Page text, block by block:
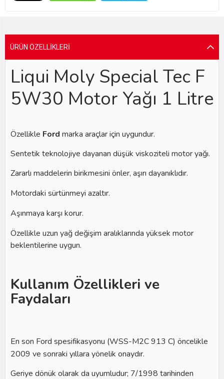
ÜRÜN ÖZELLIKLERI
Liqui Moly Special Tec F
5W30 Motor Yağı 1 Litre
Özellikle Ford marka araçlar için uygundur.
Sentetik teknolojiye dayanan düşük viskoziteli motor yağı.
Zararlı maddelerin birikmesini önler, aşırı dayanıklıdır.
Motordaki sürtünmeyi azaltır.
Aşınmaya karşı korur.
Özellikle uzun yağ değişim aralıklarında yüksek motor
beklentilerine uygun.
Kullanım Özellikleri ve
Faydaları
En son Ford spesifikasyonu (WSS-M2C 913 C) öncelikle
2009 ve sonraki yıllara yönelik onaydır.
Geriye dönük olarak da uyumludur; 7/1998 tarihinden